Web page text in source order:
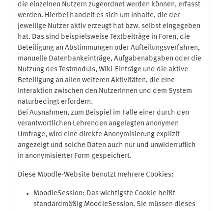
die einzelnen Nutzern zugeordnet werden können, erfasst
werden. Hierbei handelt es sich um Inhalte, die der
jeweilige Nutzer aktiv erzeugt hat bzw. selbst eingegeben
hat. Das sind beispielsweise Textbeiträge in Foren, die
Beteiligung an Abstimmungen oder Aufteilungsverfahren,
manuelle Datenbankeinträge, Aufgabenabgaben oder die
Nutzung des Testmoduls, Wiki-Einträge und die aktive
Beteiligung an allen weiteren Aktivitäten, die eine
Interaktion zwischen den NutzerInnen und dem System
naturbedingt erfordern.
Bei Ausnahmen, zum Beispiel im Falle einer durch den
verantwortlichen Lehrenden angelegten anonymen
Umfrage, wird eine direkte Anonymisierung explizit
angezeigt und solche Daten auch nur und unwiderruflich
in anonymisierter Form gespeichert.
Diese Moodle-Website benutzt mehrere Cookies:
MoodleSession: Das wichtigste Cookie heißt
standardmäßig MoodleSession. Sie müssen dieses